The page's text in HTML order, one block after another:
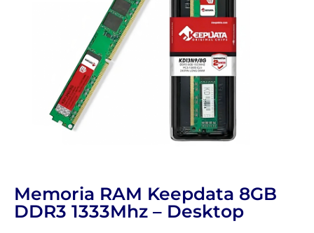
Memoria RAM Keepdata 8GB
DDR3 1333Mhz – Desktop